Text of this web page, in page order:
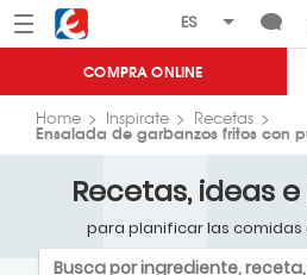
Menú Eroski
COMPRA ONLINE
Home Inspirate Recetas
Ensalada de garbanzos fritos con
Recetas, ideas
para planificar las